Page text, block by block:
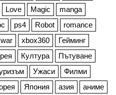
Love Magic
manga
ps4 Robot
romance
war xbox360
Гейминг
Култура
Пътуване
Ужаси
Филми
Япония азия аниме